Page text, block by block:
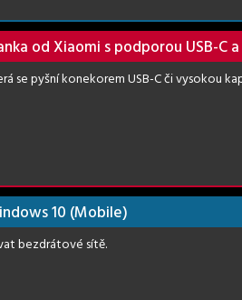
od Xiaomi s podporou USB-C
se pyšní konekorem USB-C či vysokou
10 (Mobile)
bezdrátové sítě.